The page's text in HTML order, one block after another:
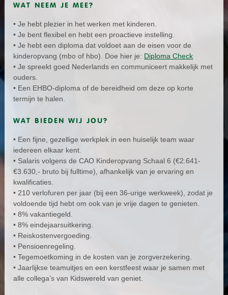
WAT NEEM JE MEE?
• Je hebt plezier in het werken met kinderen.
• Je bent flexibel en hebt een proactieve instelling.
• Je hebt een diploma dat voldoet aan de eisen voor de
kinderopvang (mbo of hbo). Doe hier je: Diploma Check
• Je spreekt goed Nederlands en communiceert makkelijk met
ouders.
• Een EHBO-diploma of de bereidheid om deze op korte
termijn te halen.
WAT BIEDEN WIJ JOU?
• Een fijne, gezellige werkplek in een huiselijk team waar
iedereen elkaar kent.
• Salaris volgens de CAO Kinderopvang Schaal 6 (€2.641-
€3.630,- bruto bij fulltime), afhankelijk van je ervaring en
kwalificaties.
• 210 verlofuren per jaar (bij een 36-urige werkweek), zodat je
voldoende tijd hebt om ook van je vrije dagen te genieten.
• 8% vakantiegeld.
• 8% eindejaarsuitkering.
• Reiskostenvergoeding.
• Pensioenregeling.
• Tegemoetkoming in de kosten van je zorgverzekering.
• Jaarlijkse teamuitjes en een kerstfeest waar je samen met
alle collega’s van Kidswereld van geniet.